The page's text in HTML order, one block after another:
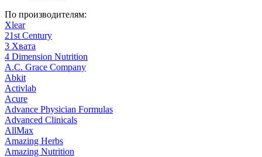
По производителям:
Xlear
21st Century
3 Хвата
4 Dimension Nutrition
A.C. Grace Company
Abkit
Activlab
Acure
Advance Physician Formulas
Advanced Clinicals
AllMax
Amazing Herbs
Amazing Nutrition